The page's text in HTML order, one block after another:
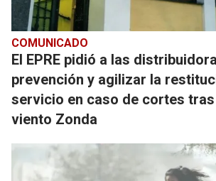
COMUNICADO
El EPRE pidió a las
prevención y agilizar la
servicio en caso de cortes
viento Zonda